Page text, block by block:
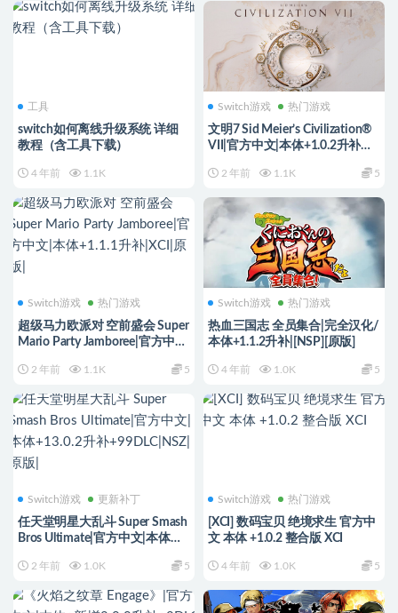
工具
switch如何离线升级系统 详细
教程（含工具下载）
4 年前 1.1K
Switch游戏 热门游戏
文明7 Sid Meier’s Civilization®
VII|官方中文|本体+1.0.2升补
2 年前 1.1K 5
Switch游戏 热门游戏
超级马力欧派对 空前盛会 Super
Mario Party Jamboree|官方中
2 年前 1.1K 5
Switch游戏 热门游戏
热血三国志 全员集合|完全汉化/
本体+1.1.2升补|[NSP][原版]
4 年前 1.0K 5
Switch游戏 更新补丁
任天堂明星大乱斗 Super Smash
Bros Ultimate|官方中文|本体
2 年前 1.0K 5
Switch游戏 热门游戏
[XCI] 数码宝贝 绝境求生 官方中
文 本体 +1.0.2 整合版 XCI
4 年前 1.0K 5